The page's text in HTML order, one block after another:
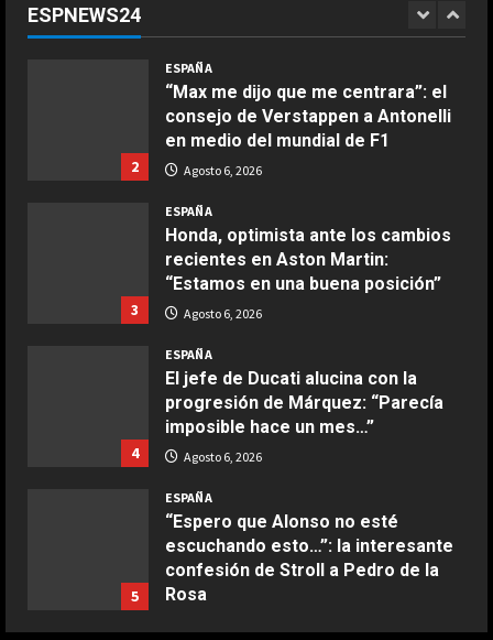
ESPNEWS24
consejo de Verstappen a Antonelli
en medio del mundial de F1
Agosto 6, 2026
Honda, optimista ante los cambios
“Estamos en una buena posición”
Agosto 6, 2026
ESPAÑA
El jefe de Ducati alucina con la
progresión de Márquez: “Parecía
imposible hace un mes…”
Agosto 6, 2026
ESPAÑA
“Espero que Alonso no esté
escuchando esto…”: la interesante
confesión de Stroll a Pedro de la
Rosa
Agosto 6, 2026
1
ESPAÑA
“Márquez y Rossi tienen cosas en
común”: Un piloto de Ducati explica
comparten
Ensalada de espinacas deliciosa
Maggio 28, 2026
COCINA
Boquerones fritos en freidora de
Aprile 24, 2026
COCINA
Buñuelos de alcachofas
Aprile 5, 2026
COCINA
Ternera guisada con senderuelas
Marzo 20, 2026
COCINA
Ensalada de habas y alcachofas con